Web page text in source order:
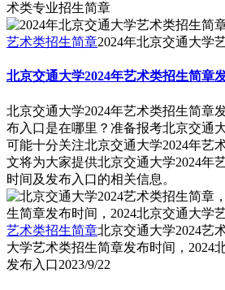
术类专业招生简章
艺术类招生简章2024年北京交通大学
北京交通大学2024年艺术类招生简章
北京交通大学2024年艺术类招生简章
布入口是在哪里？准备报考北京交通
可能十分关注北京交通大学2024年艺
文将为大家提供北京交通大学2024年
时间及发布入口的相关信息。
艺术类招生简章北京交通大学2024艺
大学艺术类招生简章发布时间，2024
发布入口2023/9/22